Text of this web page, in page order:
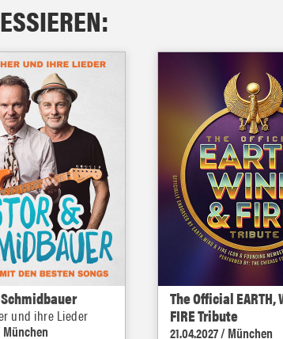
und ihre Lieder
München
The Official EARTH,
FIRE Tribute
21.04.2027 / München